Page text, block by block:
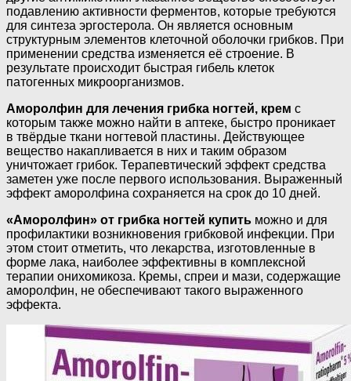
подавлению активности ферментов, которые требуются
для синтеза эргостерола. Он является основным
структурным элементов клеточной оболочки грибков. При
применении средства изменяется её строение. В
результате происходит быстрая гибель клеток
патогенных микроорганизмов.
Аморолфин для лечения грибка ногтей, крем с
которым также можно найти в аптеке, быстро проникает
в твёрдые ткани ногтевой пластины. Действующее
вещество накапливается в них и таким образом
уничтожает грибок. Терапевтический эффект средства
заметен уже после первого использования. Выраженный
эффект аморолфина сохраняется на срок до 10 дней.
«Аморолфин» от грибка ногтей купить можно и для
профилактики возникновения грибковой инфекции. При
этом стоит отметить, что лекарства, изготовленные в
форме лака, наиболее эффективны в комплексной
терапии онихомикоза. Кремы, спреи и мази, содержащие
аморолфин, не обеспечивают такого выраженного
эффекта.